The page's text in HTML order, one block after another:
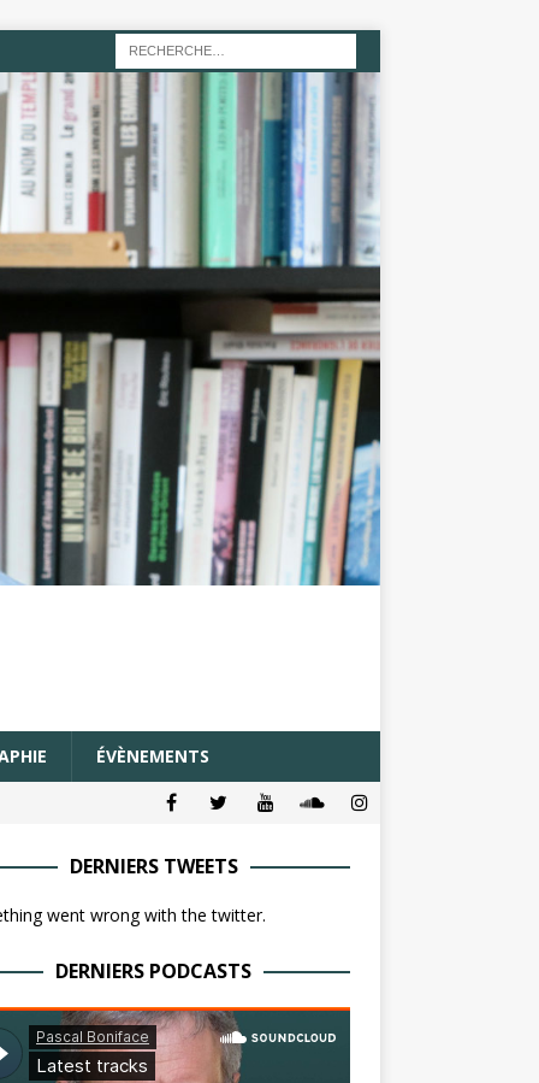
ÉVÈNEMENTS
DERNIERS TWEETS
went wrong with the twitter.
DERNIERS PODCASTS